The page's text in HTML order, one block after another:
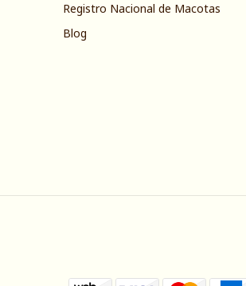
Registro Nacional de Macotas
Blog